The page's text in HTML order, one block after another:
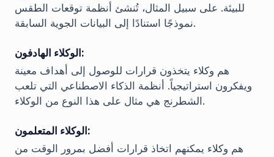
للبيئة. على سبيل المثال، تُنشئ أنظمة توقعات الطقس
نموذجًا استنادًا إلى البيانات الجوية السابقة.
الوكلاء الهادفون:
هم وكلاء يتخذون قرارات للوصول إلى أهداف معينة
ويفكرون استراتيجياً. أنظمة الذكاء الاصطناعي التي تلعب
الشطرنج هي مثال على هذا النوع من الوكلاء.
الوكلاء المتعلمون:
هم وكلاء يمكنهم اتخاذ قرارات أفضل بمرور الوقت من